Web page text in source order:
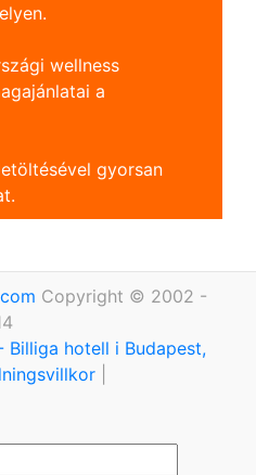
wellness
a
gyorsan
Copyright © 2002 -
hotell i Budapest,